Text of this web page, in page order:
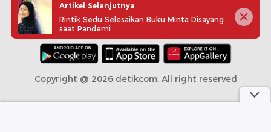
Download aplikasi detikcom
Copyright @ 2026 detikcom, All right reserved
Artikel Selanjutnya
Rintik Sedu Selesaikan Buku Minta Disayang
saat Pandemi